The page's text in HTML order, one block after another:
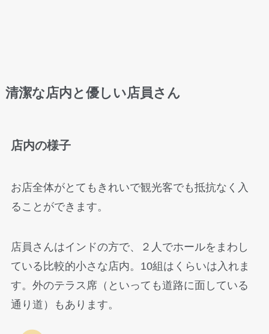
清潔な店内と優しい店員さん
店内の様子
お店全体がとてもきれいで観光客でも抵抗なく入
ることができます。
店員さんはインドの方で、２人でホールをまわし
ている比較的小さな店内。10組はくらいは入れま
す。外のテラス席（といっても道路に面している
通り道）もあります。